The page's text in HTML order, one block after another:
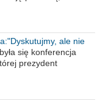
ale nie
się konferencja
prezydent